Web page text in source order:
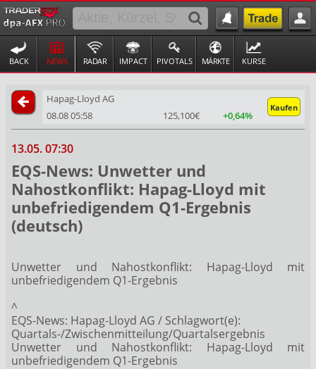
BACK NEWS RADAR IMPACT PIVOTALS MÄRKTE KURSE
Hapag-Lloyd AG
Kaufen
08.08 05:58 125,100€ +0,64%
13.05. 07:30
EQS-News: Unwetter und
Nahostkonflikt: Hapag-Lloyd mit
unbefriedigendem Q1-Ergebnis
(deutsch)
Unwetter und Nahostkonflikt: Hapag-Lloyd mit
unbefriedigendem Q1-Ergebnis
^
EQS-News: Hapag-Lloyd AG / Schlagwort(e):
Quartals-/Zwischenmitteilung/Quartalsergebnis
Unwetter und Nahostkonflikt: Hapag-Lloyd mit
unbefriedigendem Q1-Ergebnis